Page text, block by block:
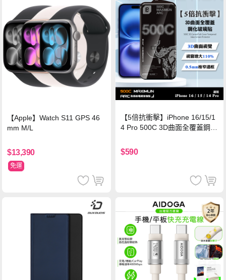
【Apple】Watch S11 GPS 46
mm M/L
$13,390
免運
【5倍抗衝擊】iPhone 16/15/1
4 Pro 500C 3D曲面全覆蓋鋼化
保護貼
$590